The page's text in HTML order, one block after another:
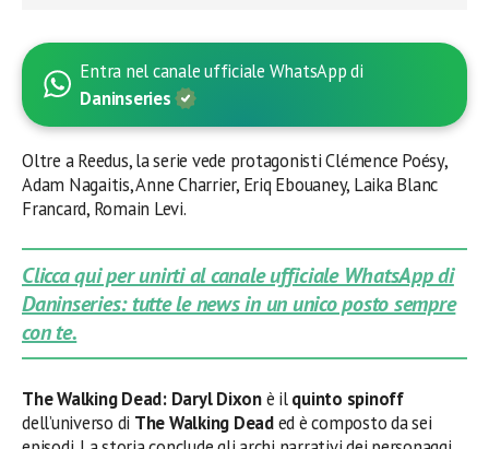
Entra nel canale ufficiale WhatsApp di
Daninseries
Oltre a Reedus, la serie vede protagonisti Clémence Poésy,
Adam Nagaitis, Anne Charrier, Eriq Ebouaney, Laika Blanc
Francard, Romain Levi.
Clicca qui per unirti al canale ufficiale WhatsApp di
Daninseries: tutte le news in un unico posto sempre
con te.
The Walking Dead: Daryl Dixonè ilquinto spinoff
dell’universo di The Walking Deaded è composto da sei